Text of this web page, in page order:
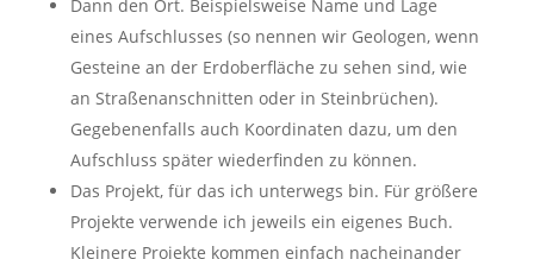
Dann den Ort. Beispielsweise Name und Lage
eines Aufschlusses (so nennen wir Geologen, wenn
Gesteine an der Erdoberfläche zu sehen sind, wie
an Straßenanschnitten oder in Steinbrüchen).
Gegebenenfalls auch Koordinaten dazu, um den
Aufschluss später wiederfinden zu können.
Das Projekt, für das ich unterwegs bin. Für größere
Projekte verwende ich jeweils ein eigenes Buch.
Kleinere Projekte kommen einfach nacheinander